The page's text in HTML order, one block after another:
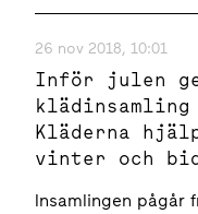
26 nov 2018, 10:01
Inför julen
Kläderna
vinter och
Insamlingen pågår